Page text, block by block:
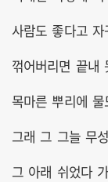
사람도 좋다고
꺾어버리면 끝내
목마른 뿌리에
그래 그 그늘 무
그 아래 쉬었다